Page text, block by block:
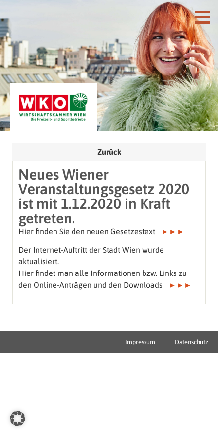
Zurück
Neues Wiener
Veranstaltungsgesetz 2020
ist mit 1.12.2020 in Kraft
getreten.
Hier finden Sie den neuen Gesetzestext ►►►
Der Internet-Auftritt der Stadt Wien wurde
aktualisiert.
Hier findet man alle Informationen bzw. Links zu
den Online-Anträgen und den Downloads
►►►
Impressum Datenschutz